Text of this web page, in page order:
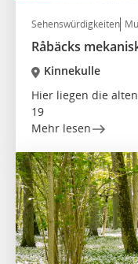
Sehenswürdigkeiten
Råbäcks
Kinnekulle
Hier liegen die
19
Mehr lesen